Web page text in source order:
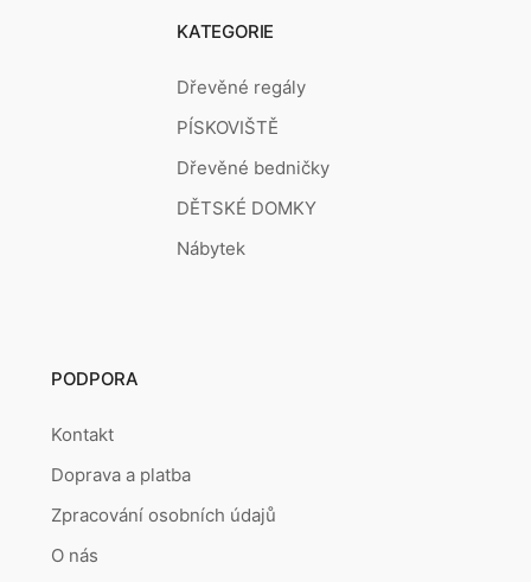
KATEGORIE
Dřevěné regály
PÍSKOVIŠTĚ
Dřevěné bedničky
DĚTSKÉ DOMKY
Nábytek
PODPORA
Kontakt
Doprava a platba
Zpracování osobních údajů
O nás